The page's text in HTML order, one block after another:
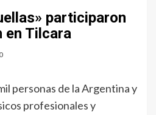
participaron
en Tilcara
0
personas de la Argentina y
profesionales y